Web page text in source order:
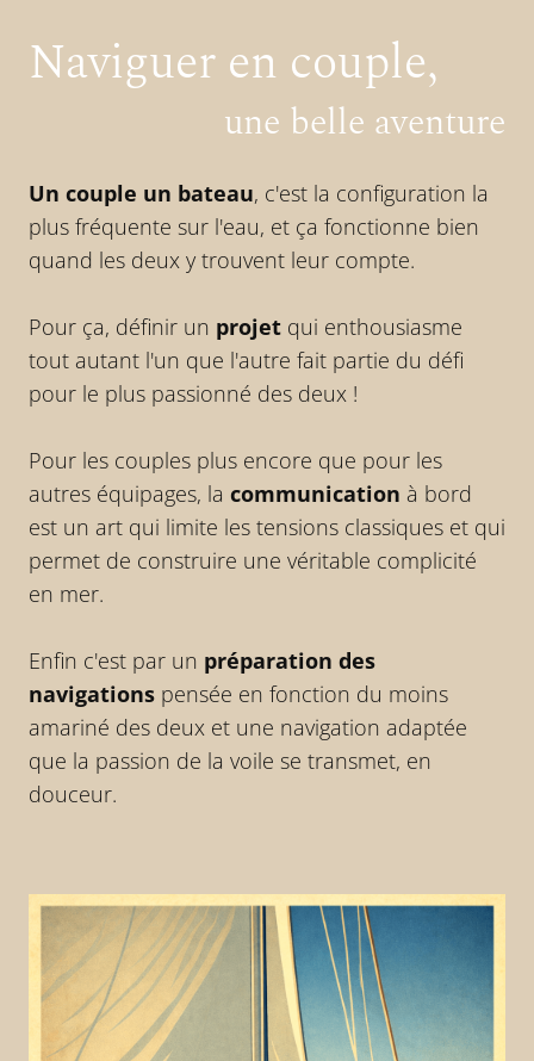
Naviguer en couple,
une belle aventure
Un couple un bateau, c'est la configuration la
plus fréquente sur l'eau, et ça fonctionne bien
quand les deux y trouvent leur compte.
Pour ça, définir un projet qui enthousiasme
tout autant l'un que l'autre fait partie du défi
pour le plus passionné des deux !
Pour les couples plus encore que pour les
autres équipages, la communication à bord
est un art qui limite les tensions classiques et qui
permet de construire une véritable complicité
en mer.
Enfin c'est par un préparation des
navigations pensée en fonction du moins
amariné des deux et une navigation adaptée
que la passion de la voile se transmet, en
douceur.